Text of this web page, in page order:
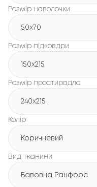
Розмір наволочки
50x70
Розмір підковдри
150х215
Розмір простирадла
240х215
Колір
Коричневий
Вид тканини
Бавовна Ранфорс